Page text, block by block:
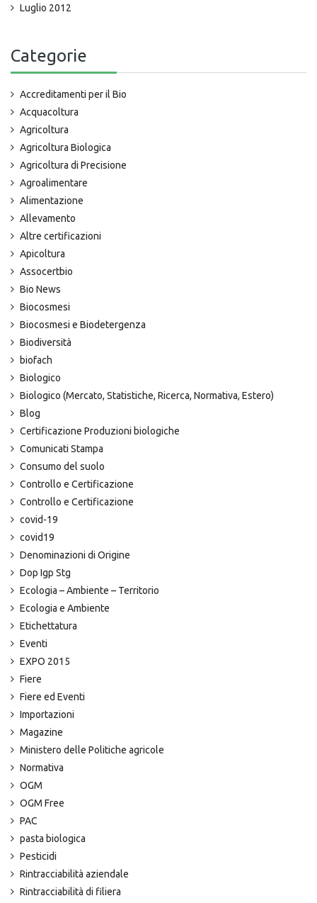
Luglio 2012
Categorie
Accreditamenti per il Bio
Acquacoltura
Agricoltura
Agricoltura Biologica
Agricoltura di Precisione
Agroalimentare
Alimentazione
Allevamento
Altre certificazioni
Apicoltura
Assocertbio
Bio News
Biocosmesi
Biocosmesi e Biodetergenza
Biodiversità
biofach
Biologico
Biologico (Mercato, Statistiche, Ricerca, Normativa, Estero)
Blog
Certificazione Produzioni biologiche
Comunicati Stampa
Consumo del suolo
Controllo e Certificazione
Controllo e Certificazione
covid-19
covid19
Denominazioni di Origine
Dop Igp Stg
Ecologia – Ambiente – Territorio
Ecologia e Ambiente
Etichettatura
Eventi
EXPO 2015
Fiere
Fiere ed Eventi
Importazioni
Magazine
Ministero delle Politiche agricole
Normativa
OGM
OGM Free
PAC
pasta biologica
Pesticidi
Rintracciabilità aziendale
Rintracciabilità di filiera